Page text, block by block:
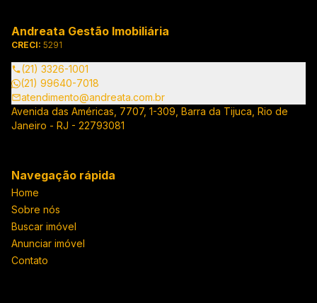
Andreata Gestão Imobiliária
CRECI: 5291
(21) 3326-1001
(21) 99640-7018
atendimento@andreata.com.br
Avenida das Américas, 7707, 1-309, Barra da Tijuca, Rio de
Janeiro - RJ - 22793081
Navegação rápida
Home
Sobre nós
Buscar imóvel
Anunciar imóvel
Contato